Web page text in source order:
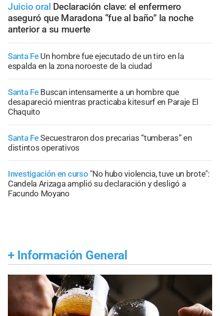
Juicio oral Declaración clave: el enfermero
aseguró que Maradona “fue al baño” la noche
anterior a su muerte
Santa Fe Un hombre fue ejecutado de un tiro en la
espalda en la zona noroeste de la ciudad
Santa Fe Buscan intensamente a un hombre que
desapareció mientras practicaba kitesurf en Paraje El
Chaquito
Santa FeSecuestraron dos precarias “tumberas” en
distintos operativos
Investigación en curso "No hubo violencia, tuve un brote":
Candela Arizaga amplió su declaración y desligó a
Facundo Moyano
+ Información General